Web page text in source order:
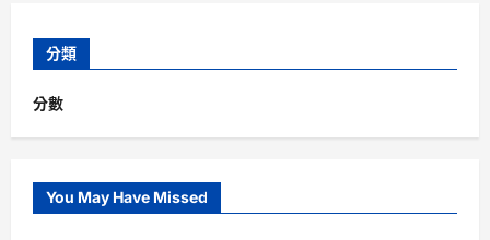
分類
分數
You May Have Missed